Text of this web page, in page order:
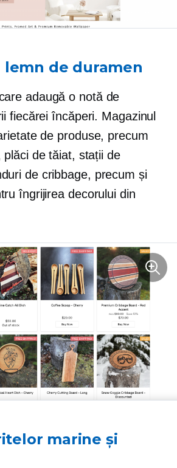
lemn de duramen
adaugă o notă de
fiecărei încăperi. Magazinul
de produse, precum
plăci de tăiat, stații de
de cribbage, precum și
îngrijirea decorului din
marine și